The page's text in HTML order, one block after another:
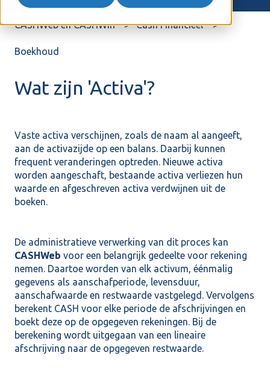
CASHWeb en CASHWin Cash Financieel
Boekhoud
Wat zijn 'Activa'?
Vaste activa verschijnen, zoals de naam al aangeeft,
aan de activazijde op een balans. Daarbij kunnen
frequent veranderingen optreden. Nieuwe activa
worden aangeschaft, bestaande activa verliezen hun
waarde en afgeschreven activa verdwijnen uit de
boeken.
De administratieve verwerking van dit proces kan
CASHWeb voor een belangrijk gedeelte voor rekening
nemen. Daartoe worden van elk activum, éénmalig
gegevens als aanschafperiode, levensduur,
aanschafwaarde en restwaarde vastgelegd. Vervolgens
berekent CASH voor elke periode de afschrijvingen en
boekt deze op de opgegeven rekeningen. Bij de
berekening wordt uitgegaan van een lineaire
afschrijving naar de opgegeven restwaarde.